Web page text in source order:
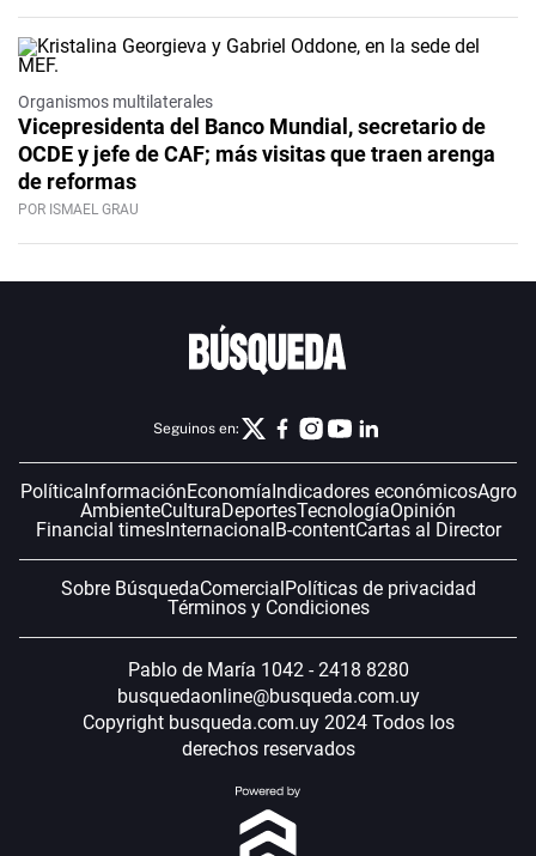
Organismos multilaterales
Vicepresidenta del Banco Mundial, secretario de
OCDE y jefe de CAF; más visitas que traen arenga
de reformas
POR ISMAEL GRAU
Seguinos en:
PolíticaInformaciónEconomíaIndicadores económicosAgro
AmbienteCulturaDeportesTecnologíaOpinión
Financial timesInternacionalB-contentCartas al Director
Sobre BúsquedaComercialPolíticas de privacidad
Términos y Condiciones
Pablo de María 1042 - 2418 8280
busquedaonline@busqueda.com.uy
Copyright busqueda.com.uy 2024 Todos los
derechos reservados